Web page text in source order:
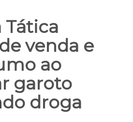
Tática
venda e
ao
garoto
droga